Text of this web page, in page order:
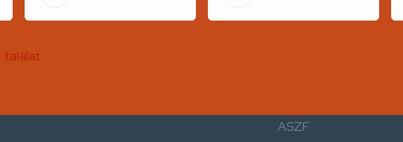
találat
ASZF